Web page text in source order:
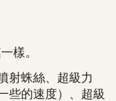
樣。
蛛絲、超級力
些的速度）、超級